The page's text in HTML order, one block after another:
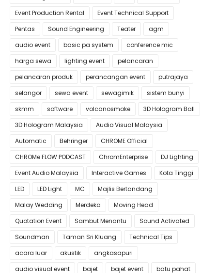
Event Production Rental
Event Technical Support
Pentas
Sound Engineering Teater
agm
audio event
basic pa system
conference mic
harga sewa
lighting event
pelancaran
pelancaran produk
perancangan event
putrajaya
selangor
sewa event sewagimik
sistem bunyi
skmm
software volcanosmoke
3D Hologram Ball
3D Hologram Malaysia
Audio Visual Malaysia
Automatic
Behringer
CHROME Official
CHROMe FLOW PODCAST
ChromEnterprise
DJ Lighting
Event Audio Malaysia
Interactive Games
Kota Tinggi
LED
LED Light MC
Majlis Bertandang
Malay Wedding
Merdeka
Moving Head
Quotation Event
Sambut Menantu
Sound Activated
Soundman
Taman Sri Kluang
Technical Tips
acara luar
akustik
angkasapuri
audio visual event
bajet bajet event
batu pahat